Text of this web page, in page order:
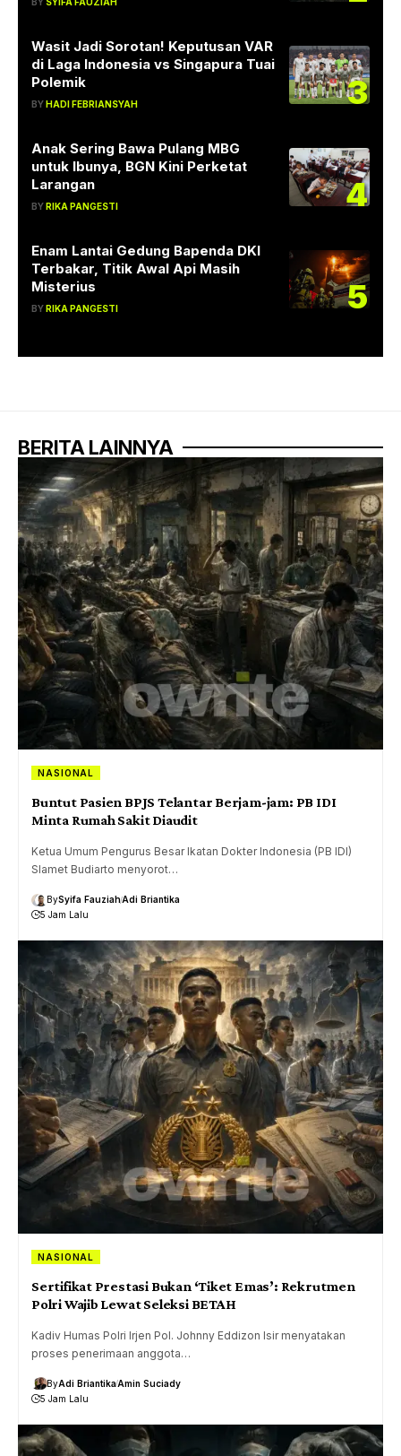
Wasit Jadi Sorotan! Keputusan VAR
di Laga Indonesia vs Singapura Tuai
Polemik
BYHADI FEBRIANSYAH 3
Anak Sering Bawa Pulang MBG
untuk Ibunya, BGN Kini Perketat
Larangan
BYRIKA PANGESTI 4
Enam Lantai Gedung Bapenda DKI
Terbakar, Titik Awal Api Masih
Misterius
BYRIKA PANGESTI 5
BERITA LAINNYA
NASIONAL
Buntut Pasien BPJS Telantar Berjam-jam: PB IDI
Minta Rumah Sakit Diaudit
Ketua Umum Pengurus Besar Ikatan Dokter Indonesia (PB IDI)
Slamet Budiarto menyorot…
BySyifa FauziahAdi Briantika
5 Jam Lalu
NASIONAL
Sertifikat Prestasi Bukan ‘Tiket Emas’: Rekrutmen
Polri Wajib Lewat Seleksi BETAH
Kadiv Humas Polri Irjen Pol. Johnny Eddizon Isir menyatakan
proses penerimaan anggota…
ByAdi BriantikaAmin Suciady
5 Jam Lalu